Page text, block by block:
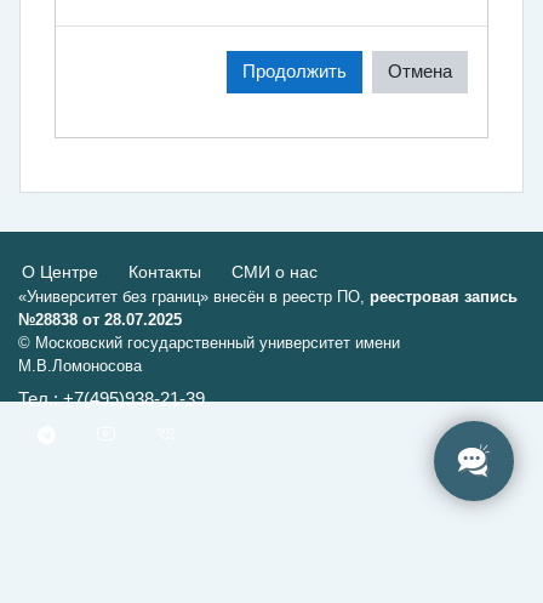
Продолжить Отмена
О Центре Контакты СМИ о нас
«Университет без границ» внесён в реестр ПО, реестровая запись
№28838 от 28.07.2025
© Московский государственный университет имени
М.В.Ломоносова
Тел.: +7(495)938-21-39